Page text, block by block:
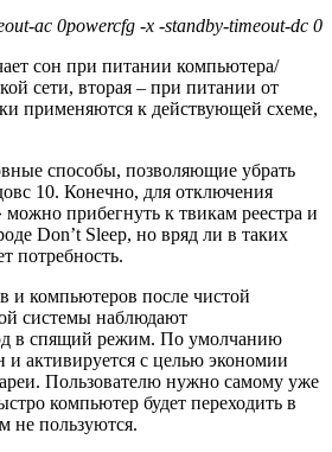
ac 0powercfg -x -standby-timeout-dc 0
сон при питании компьютера/
сети, вторая – при питании от
применяются к действующей схеме,
способы, позволяющие убрать
10. Конечно, для отключения
можно прибегнуть к твикам реестра и
Don’t Slееp, но вряд ли в таких
потребность.
и компьютеров после чистой
системы наблюдают
в спящий режим. По умолчанию
активируется с целью экономии
Пользователю нужно самому уже
компьютер будет переходить в
не пользуются.